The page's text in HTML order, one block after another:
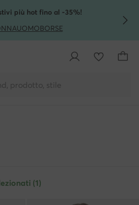
più hot fino al -35%!
UOMOBORSE
prodotto, stile
(1)